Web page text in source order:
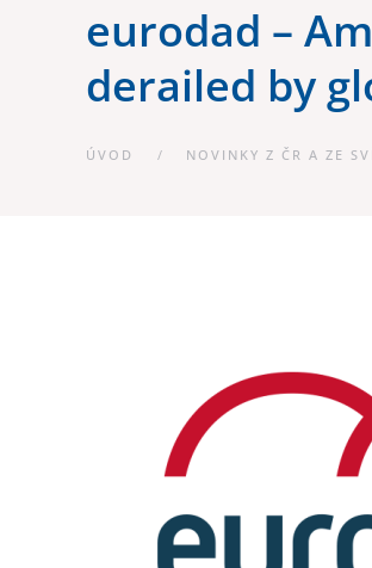
eurodad –
derailed by
ÚVOD NOVINKY Z ČR A ZE